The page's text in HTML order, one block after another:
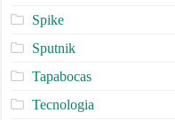
Spike
Sputnik
Tapabocas
Tecnologia